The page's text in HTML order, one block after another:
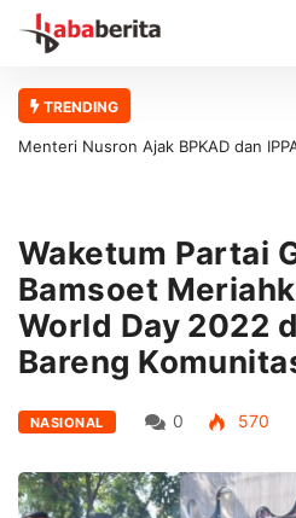
TRENDING
Menteri Nusron Ajak BPKAD dan
Waketum Partai
Bamsoet
World Day 2022
Bareng
NASIONAL 0 570